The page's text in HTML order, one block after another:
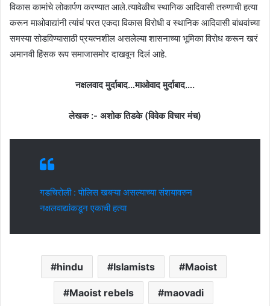
विकास कामांचे लोकार्पण करण्यात आले.त्यावेळीच स्थानिक आदिवासी तरुणाची हत्या
करून माओवाद्यांनी त्यांचं परत एकदा विकास विरोधी व स्थानिक आदिवासी बांधवांच्या
समस्या सोडविण्यासाठी प्रयत्नशील असलेल्या शासनाच्या भूमिका विरोध करून खरं
अमानवी हिंसक रूप समाजासमोर दाखवून दिलं आहे.
नक्षलवाद मुर्दाबाद…माओवाद मुर्दाबाद….
लेखक :- अशोक तिडके (विवेक विचार मंच)
गडचिरोली : पोलिस खबऱ्या असल्याच्या संशयावरुन
नक्षलवाद्यांकडून एकाची हत्या
hindu Islamists Maoist
Maoist rebels maovadi